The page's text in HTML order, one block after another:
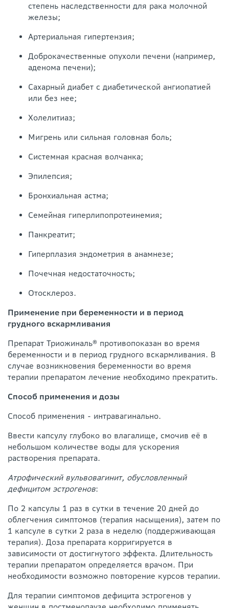
степень наследственности для рака молочной
железы;
Артериальная гипертензия;
Доброкачественные опухоли печени (например,
аденома печени);
Сахарный диабет с диабетической ангиопатией
или без нее;
Холелитиаз;
Мигрень или сильная головная боль;
Системная красная волчанка;
Эпилепсия;
Бронхиальная астма;
Семейная гиперлипопротеинемия;
Панкреатит;
Гиперплазия эндометрия в анамнезе;
Почечная недостаточность;
Отосклероз.
Применение при беременности и в период
грудного вскармливания
Препарат Триожиналь® противопоказан во время
беременности и в период грудного вскармливания. В
случае возникновения беременности во время
терапии препаратом лечение необходимо прекратить.
Способ применения и дозы
Способ применения - интравагинально.
Ввести капсулу глубоко во влагалище, смочив её в
небольшом количестве воды для ускорения
растворения препарата.
Атрофический вульвовагинит, обусловленный
дефицитом эстрогенов:
По 2 капсулы 1 раз в сутки в течение 20 дней до
облегчения симптомов (терапия насыщения), затем по
1 капсуле в сутки 2 раза в неделю (поддерживающая
терапия). Доза препарата корригируется в
зависимости от достигнутого эффекта. Длительность
терапии препаратом определяется врачом. При
необходимости возможно повторение курсов терапии.
Для терапии симптомов дефицита эстрогенов у